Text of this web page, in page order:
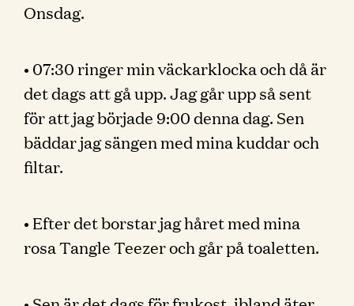
Onsdag.
• 07:30 ringer min väckarklocka och då är
det dags att gå upp. Jag går upp så sent
för att jag började 9:00 denna dag. Sen
bäddar jag sängen med mina kuddar och
filtar.
• Efter det borstar jag håret med mina
rosa Tangle Teezer och går på toaletten.